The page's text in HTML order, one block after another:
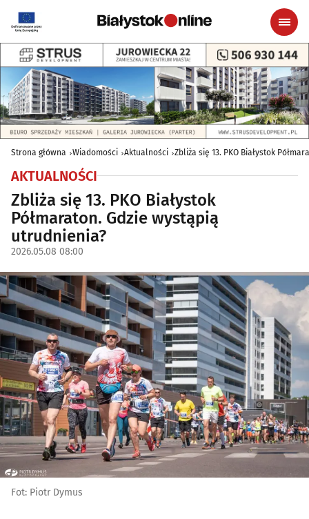
Strona główna Wiadomości Aktualności Zbliża się 13. PKO Białystok
AKTUALNOŚCI
Zbliża się 13. PKO Białystok
Półmaraton. Gdzie wystąpią
utrudnienia?
2026.05.08 08:00
Fot: Piotr Dymus